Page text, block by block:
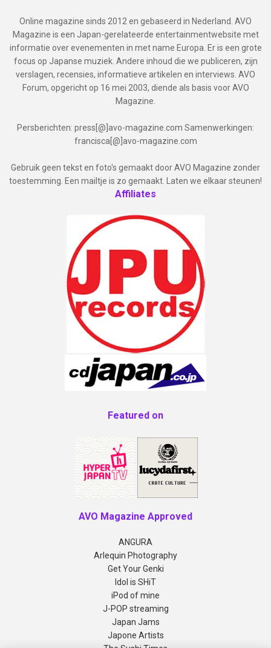
Online magazine sinds 2012 en gebaseerd in Nederland. AVO
Magazine is een Japan-gerelateerde entertainmentwebsite met
informatie over evenementen in met name Europa. Er is een grote
focus op Japanse muziek. Andere inhoud die we publiceren, zijn
verslagen, recensies, informatieve artikelen en interviews. AVO
Forum, opgericht op 16 mei 2003, diende als basis voor AVO
Magazine.
Persberichten: press[@]avo-magazine.com Samenwerkingen:
francisca[@]avo-magazine.com
Gebruik geen tekst en foto's gemaakt door AVO Magazine zonder
toestemming. Een mailtje is zo gemaakt. Laten we elkaar steunen!
Affiliates
Featured on
AVO Magazine Approved
ANGURA
Arlequin Photography
Get Your Genki
Idol is SHiT
iPod of mine
J-POP streaming
Japan Jams
Japone Artists